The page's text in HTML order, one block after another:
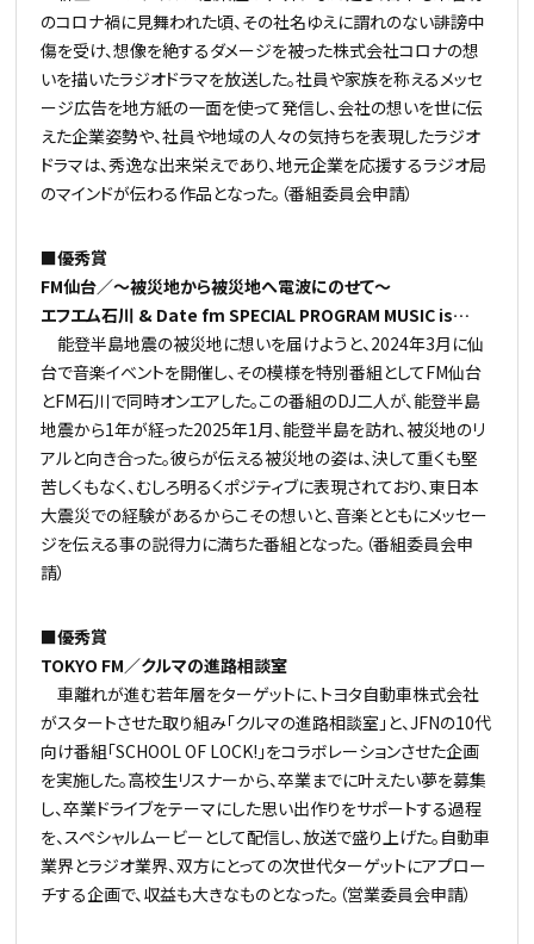
のコロナ禍に見舞われた頃、その社名ゆえに謂れのない誹謗中
傷を受け、想像を絶するダメージを被った株式会社コロナの想
いを描いたラジオドラマを放送した。社員や家族を称えるメッセ
ージ広告を地方紙の一面を使って発信し、会社の想いを世に伝
えた企業姿勢や、社員や地域の人々の気持ちを表現したラジオ
ドラマは、秀逸な出来栄えであり、地元企業を応援するラジオ局
のマインドが伝わる作品となった。（番組委員会申請）
■優秀賞
FM仙台／～被災地から被災地へ電波にのせて～
エフエム石川 & Date fm SPECIAL PROGRAM MUSIC is…
能登半島地震の被災地に想いを届けようと、2024年3月に仙
台で音楽イベントを開催し、その模様を特別番組としてFM仙台
とFM石川で同時オンエアした。この番組のDJ二人が、能登半島
地震から1年が経った2025年1月、能登半島を訪れ、被災地のリ
アルと向き合った。彼らが伝える被災地の姿は、決して重くも堅
苦しくもなく、むしろ明るくポジティブに表現されており、東日本
大震災での経験があるからこその想いと、音楽とともにメッセー
ジを伝える事の説得力に満ちた番組となった。（番組委員会申
請）
■優秀賞
TOKYO FM／クルマの進路相談室
車離れが進む若年層をターゲットに、トヨタ自動車株式会社
がスタートさせた取り組み「クルマの進路相談室」と、JFNの10代
向け番組「SCHOOL OF LOCK!」をコラボレーションさせた企画
を実施した。高校生リスナーから、卒業までに叶えたい夢を募集
し、卒業ドライブをテーマにした思い出作りをサポートする過程
を、スペシャルムービーとして配信し、放送で盛り上げた。自動車
業界とラジオ業界、双方にとっての次世代ターゲットにアプロー
チする企画で、収益も大きなものとなった。（営業委員会申請）